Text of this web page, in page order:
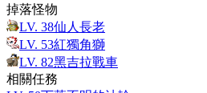
掉落怪物
LV. 38仙人長老
LV. 53紅獨角獅
LV. 82黑吉拉戰車
相關任務